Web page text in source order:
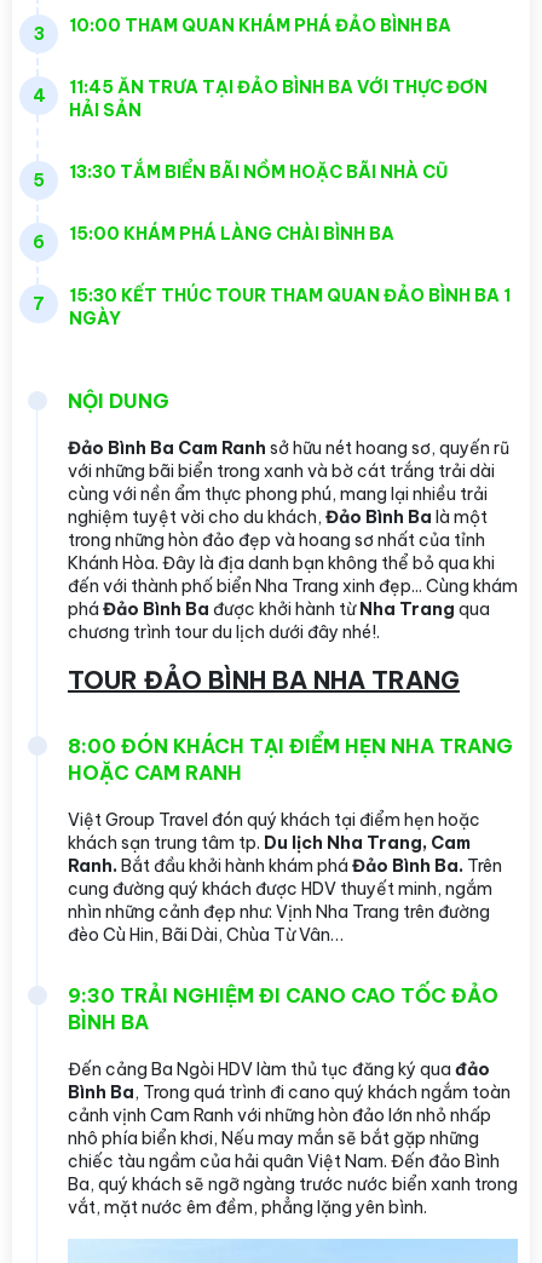
3 10:00 THAM QUAN KHÁM PHÁ ĐẢO BÌNH BA
4
11:45 ĂN TRƯA TẠI ĐẢO BÌNH BA VỚI THỰC ĐƠN
HẢI SẢN
5 13:30 TẮM BIỂN BÃI NỒM HOẶC BÃI NHÀ CŨ
6 15:00 KHÁM PHÁ LÀNG CHÀI BÌNH BA
7
15:30 KẾT THÚC TOUR THAM QUAN ĐẢO BÌNH BA 1
NGÀY
NỘI DUNG
Đảo Bình Ba Cam Ranh sở hữu nét hoang sơ, quyến rũ
với những bãi biển trong xanh và bờ cát trắng trải dài
cùng với nền ẩm thực phong phú, mang lại nhiều trải
nghiệm tuyệt vời cho du khách, Đảo Bình Ba là một
trong những hòn đảo đẹp và hoang sơ nhất của tỉnh
Khánh Hòa. Đây là địa danh bạn không thể bỏ qua khi
đến với thành phố biển Nha Trang xinh đẹp... Cùng khám
phá Đảo Bình Ba được khởi hành từNha Trang qua
chương trình tour du lịch dưới đây nhé!.
TOUR ĐẢO BÌNH BA NHA TRANG
8:00 ĐÓN KHÁCH TẠI ĐIỂM HẸN NHA TRANG
HOẶC CAM RANH
Việt Group Travel đón quý khách tại điểm hẹn hoặc
khách sạn trung tâm tp. Du lịch Nha Trang, Cam
Ranh. Bắt đầu khởi hành khám phá Đảo Bình Ba. Trên
cung đường quý khách được HDV thuyết minh, ngắm
nhìn những cảnh đẹp như: Vịnh Nha Trang trên đường
đèo Cù Hin, Bãi Dài, Chùa Từ Vân…
9:30 TRẢI NGHIỆM ĐI CANO CAO TỐC ĐẢO
BÌNH BA
Đến cảng Ba Ngòi HDV làm thủ tục đăng ký qua đảo
Bình Ba, Trong quá trình đi cano quý khách ngắm toàn
cảnh vịnh Cam Ranh với những hòn đảo lớn nhỏ nhấp
nhô phía biển khơi, Nếu may mắn sẽ bắt gặp những
chiếc tàu ngầm của hải quân Việt Nam. Đến đảo Bình
Ba, quý khách sẽ ngỡ ngàng trước nước biển xanh trong
vắt, mặt nước êm đềm, phẳng lặng yên bình.